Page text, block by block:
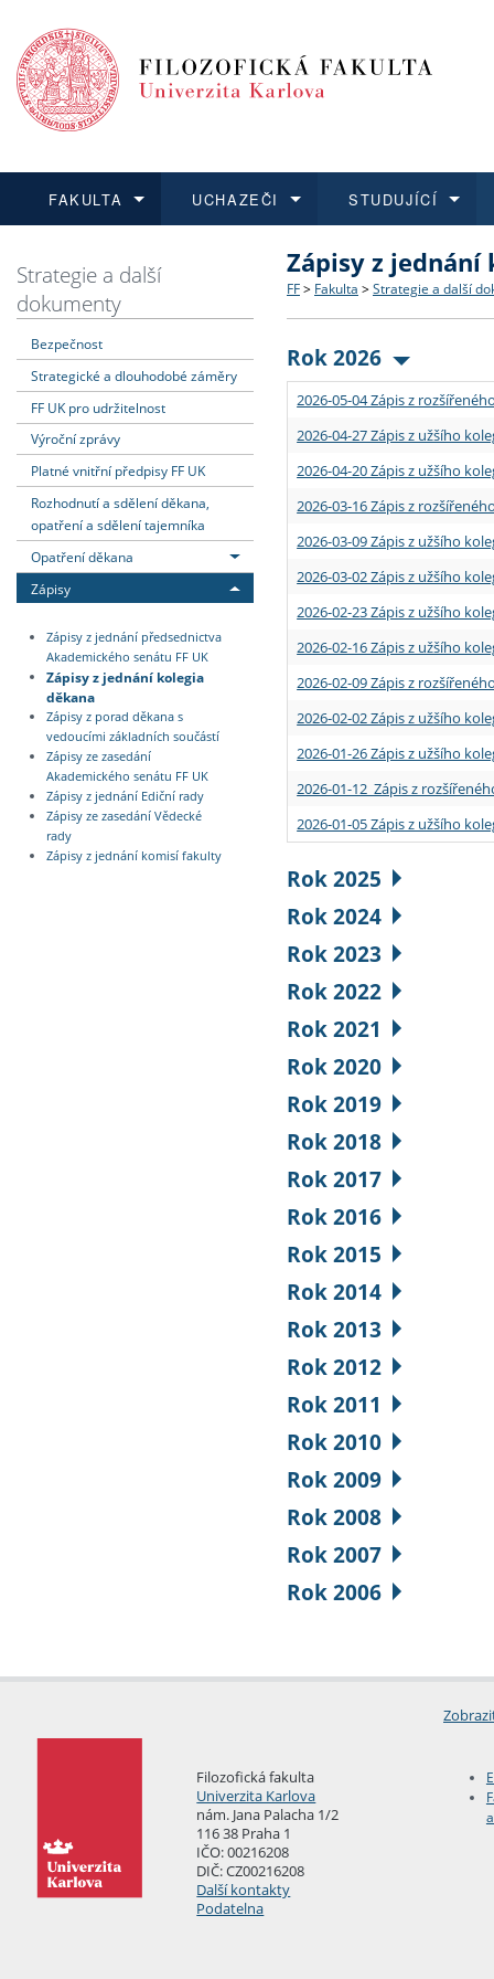
FAKULTA
Dozvědět se více
Struktura a historie
Strategie a další
Podpora a benefity pro
Absolventi fakulty
UCHAZEČI
Podat přihlášku
Co studovat a jak se
Učitelské studijní
Informace k průběhu
STUDUJÍCÍ
Dozvědět se více
Bakalářské a magisterské
Doktorské studium
Rigorózní řízení
Dozvědět se více
O vědě a výzkumu na FF
Akademické kvalifikace
Granty a projekty
Dozvědět se více
Aktuální nabídky a
Vyjíždějící studenti
Přijíždějící studenti
Vyjíždějící zaměstnanci
Strategie a další
dokumenty
Bezpečnost
Strategické a dlouhodobé záměry
FF UK pro udržitelnost
Výroční zprávy
Platné vnitřní předpisy FF UK
Rozhodnutí a sdělení děkana,
opatření a sdělení tajemníka
Opatření děkana
Zápisy
Zápisy z jednání předsednictva
Akademického senátu FF UK
Zápisy z jednání kolegia
děkana
Zápisy z porad děkana s
vedoucími základních součástí
Zápisy ze zasedání
Akademického senátu FF UK
Zápisy z jednání Ediční rady
Zápisy ze zasedání Vědecké
rady
Zápisy z jednání komisí fakulty
Zápisy z jednání
FF > Fakulta > Strategie a další
Rok 2026
2026-05-04 Zápis z
2026-04-27 Zápis z užšího
2026-04-20 Zápis z užšího
2026-03-16 Zápis z
2026-03-09 Zápis z užšího
2026-03-02 Zápis z užšího
2026-02-23 Zápis z užšího
2026-02-16 Zápis z užšího
2026-02-09 Zápis z
2026-02-02 Zápis z užšího
2026-01-26 Zápis z užšího
2026-01-12 Zápis z
2026-01-05 Zápis z užšího
Rok 2025
Rok 2024
Rok 2023
Rok 2022
Rok 2021
Rok 2020
Rok 2019
Rok 2018
Rok 2017
Rok 2016
Rok 2015
Rok 2014
Rok 2013
Rok 2012
Rok 2011
Rok 2010
Rok 2009
Rok 2008
Rok 2007
Rok 2006
Filozofická fakulta
Univerzita Karlova
nám. Jana Palacha 1/2
116 38 Praha 1
IČO: 00216208
DIČ: CZ00216208
Další kontakty
Podatelna